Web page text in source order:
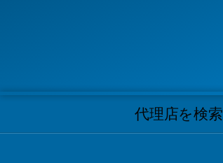
代理店を検索